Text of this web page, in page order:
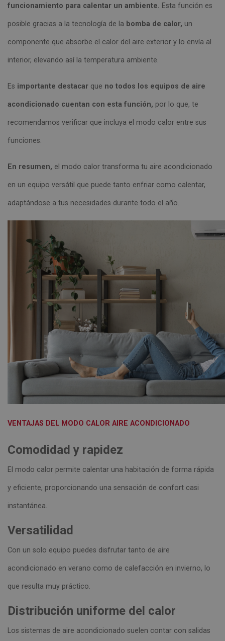
funcionamiento para calentar un ambiente. Esta función es
posible gracias a la tecnología de la bomba de calor, un
componente que absorbe el calor del aire exterior y lo envía al
interior, elevando así la temperatura ambiente.
Es importante destacar que no todos los equipos de aire
acondicionado cuentan con esta función, por lo que, te
recomendamos verificar que incluya el modo calor entre sus
funciones.
En resumen, el modo calor transforma tu aire acondicionado
en un equipo versátil que puede tanto enfriar como calentar,
adaptándose a tus necesidades durante todo el año.
VENTAJAS DEL MODO CALOR AIRE ACONDICIONADO
Comodidad y rapidez
El modo calor permite calentar una habitación de forma rápida
y eficiente, proporcionando una sensación de confort casi
instantánea.
Versatilidad
Con un solo equipo puedes disfrutar tanto de aire
acondicionado en verano como de calefacción en invierno, lo
que resulta muy práctico.
Distribución uniforme del calor
Los sistemas de aire acondicionado suelen contar con salidas